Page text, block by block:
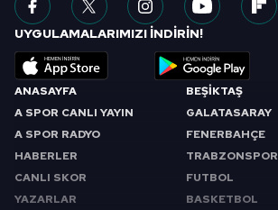
ANASAYFA
A SPOR CANLI YAYIN
A SPOR RADYO
HABERLER
CANLI SKOR
YAZARLAR
BEŞİKTAŞ
GALATASARAY
FENERBAHÇE
TRABZONSPOR
FUTBOL
BASKETBOL
UYGULAMALARIMIZI İNDİRİN!